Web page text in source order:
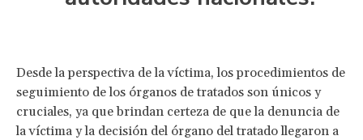
Desde la perspectiva de la víctima, los procedimientos de
seguimiento de los órganos de tratados son únicos y
cruciales, ya que brindan certeza de que la denuncia de
la víctima y la decisión del órgano del tratado llegaron a